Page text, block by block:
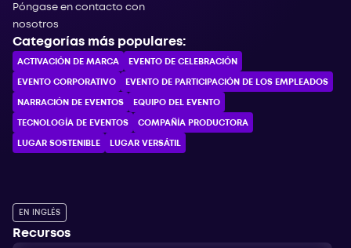
Póngase en contacto con
nosotros
Categorías más populares:
ACTIVACIÓN DE MARCA EVENTO DE CELEBRACIÓN
EVENTO CORPORATIVO EVENTO DE PARTICIPACIÓN DE LOS EMPLEADOS
NARRACIÓN DE EVENTOS EQUIPO DEL EVENTO
TECNOLOGÍA DE EVENTOS COMPAÑÍA PRODUCTORA
LUGAR SOSTENIBLE LUGAR VERSÁTIL
EN INGLÉS
Recursos